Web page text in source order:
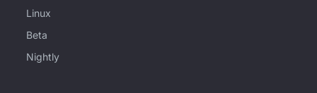
Linux
Beta
Nightly